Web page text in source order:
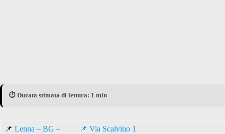
⏱️ Durata stimata di lettura: 1 min
📌 Lenna – BG – 📌 Via Scalvino 1